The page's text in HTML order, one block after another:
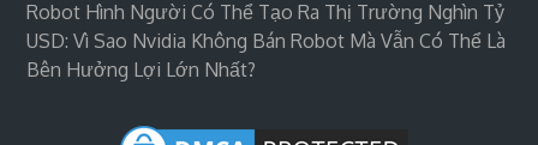
Robot Hình Người Có Thể Tạo Ra Thị Trường Nghìn Tỷ
USD: Vì Sao Nvidia Không Bán Robot Mà Vẫn Có Thể Là
Bên Hưởng Lợi Lớn Nhất?